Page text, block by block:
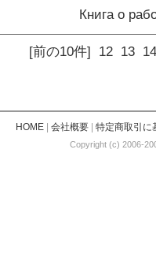
Книга о
[前の10件] 12 13 14
HOME| 会社概要| 特定商取引に
Copyright (c) 2006-